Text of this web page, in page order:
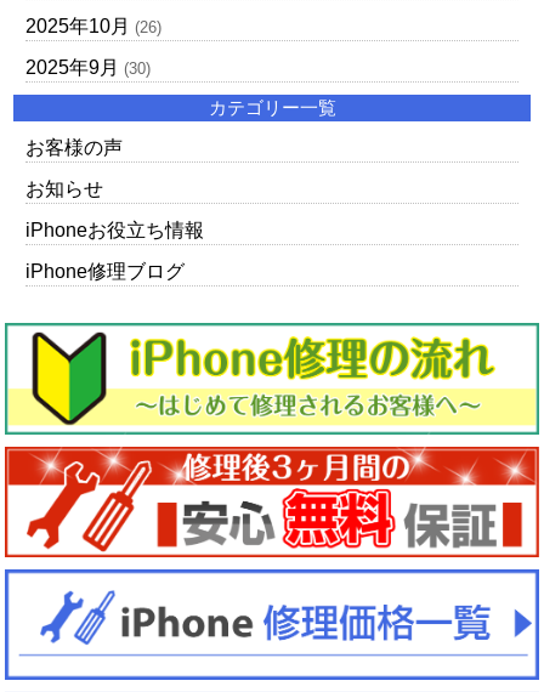
2025年10月 (26)
2025年9月 (30)
カテゴリー一覧
お客様の声
お知らせ
iPhoneお役立ち情報
iPhone修理ブログ